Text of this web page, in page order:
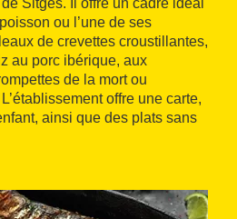
Sitges. Il offre un cadre idéal
ou l’une de ses
de crevettes croustillantes,
au porc ibérique, aux
de la mort ou
offre une carte,
ainsi que des plats sans